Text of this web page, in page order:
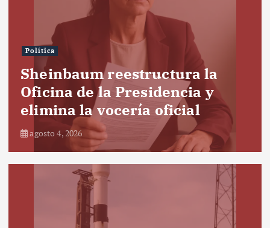
Política
Sheinbaum reestructura la
Oficina de la Presidencia y
elimina la vocería oficial
agosto 4, 2026